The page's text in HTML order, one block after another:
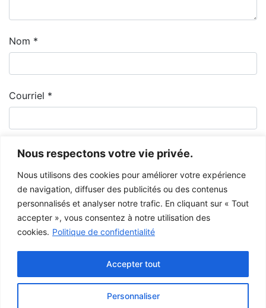
Nous respectons votre vie privée.
Nous utilisons des cookies pour améliorer votre expérience
de navigation, diffuser des publicités ou des contenus
personnalisés et analyser notre trafic. En cliquant sur « Tout
accepter », vous consentez à notre utilisation des
cookies. Politique de confidentialité
Personnaliser
Accepter tout
Nom *
Courriel *
pas modifier l’œuvre et d’inscrire la référence complète.
Pour toute autre utilisation à des fins publiques, veuillez contacter le